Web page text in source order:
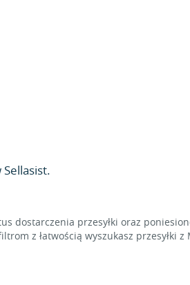
Sellasist.
dostarczenia przesyłki oraz
z łatwością wyszukasz przesyłki z